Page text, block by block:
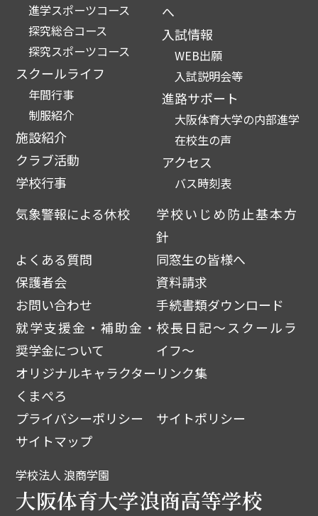
進学スポーツコース
探究総合コース
探究スポーツコース
スクールライフ
年間行事
制服紹介
施設紹介
クラブ活動
学校行事
へ
入試情報
WEB出願
入試説明会等
進路サポート
大阪体育大学の内部進学
在校生の声
アクセス
バス時刻表
気象警報による休校
学校いじめ防止基本方
針
よくある質問
同窓生の皆様へ
保護者会
資料請求
お問い合わせ
手続書類ダウンロード
就学支援金・補助金・
奨学金について
校長日記～スクールラ
イフ～
オリジナルキャラクター
くまぺろ
リンク集
プライバシーポリシー
サイトポリシー
サイトマップ
学校法人 浪商学園
大阪体育大学浪商高等学校